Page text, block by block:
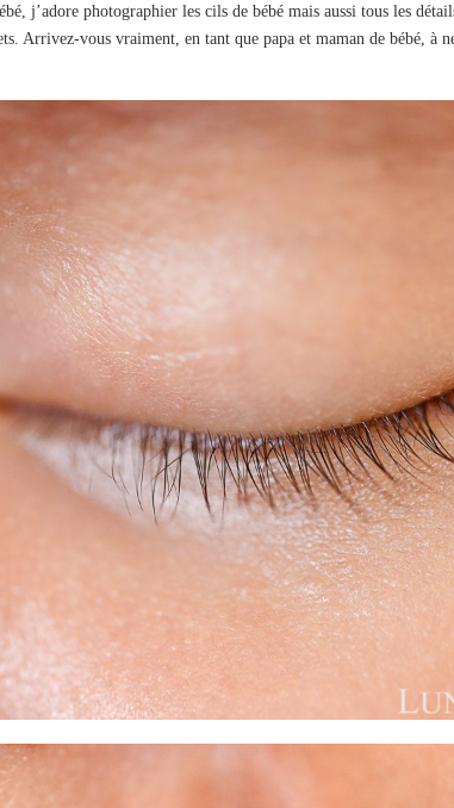
j’adore photographier les cils de bébé mais aussi tous les
Arrivez-vous vraiment, en tant que papa et maman de bébé, à